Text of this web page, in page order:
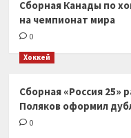
Сборная Канады по
на чемпионат мира
0
Хоккей
Сборная «Россия 25»
Поляков оформил
0